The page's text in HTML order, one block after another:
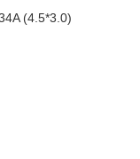
(4.5*3.0)